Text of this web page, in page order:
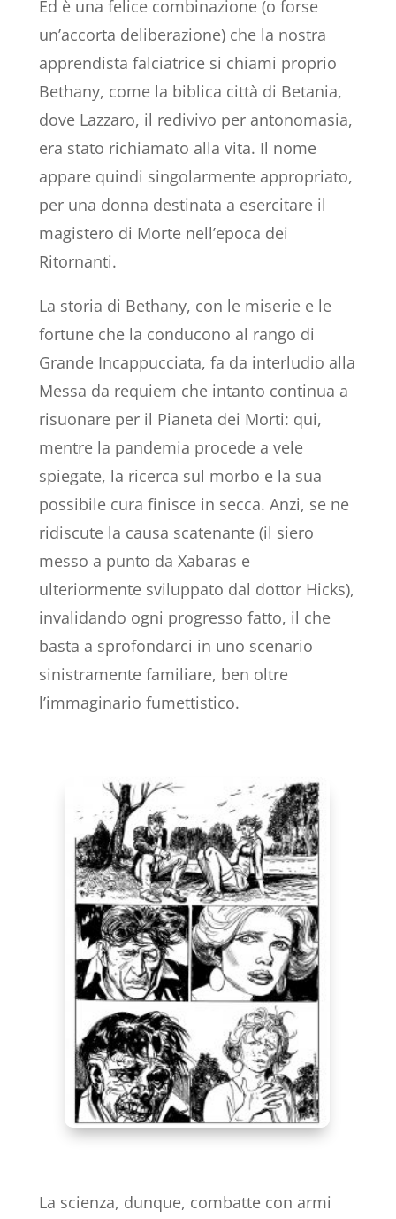
Ed è una felice combinazione (o forse
un’accorta deliberazione) che la nostra
apprendista falciatrice si chiami proprio
Bethany, come la biblica città di Betania,
dove Lazzaro, il redivivo per antonomasia,
era stato richiamato alla vita. Il nome
appare quindi singolarmente appropriato,
per una donna destinata a esercitare il
magistero di Morte nell’epoca dei
Ritornanti.
La storia di Bethany, con le miserie e le
fortune che la conducono al rango di
Grande Incappucciata, fa da interludio alla
Messa da requiem che intanto continua a
risuonare per il Pianeta dei Morti: qui,
mentre la pandemia procede a vele
spiegate, la ricerca sul morbo e la sua
possibile cura finisce in secca. Anzi, se ne
ridiscute la causa scatenante (il siero
messo a punto da Xabaras e
ulteriormente sviluppato dal dottor Hicks),
invalidando ogni progresso fatto, il che
basta a sprofondarci in uno scenario
sinistramente familiare, ben oltre
l’immaginario fumettistico.
La scienza, dunque, combatte con armi